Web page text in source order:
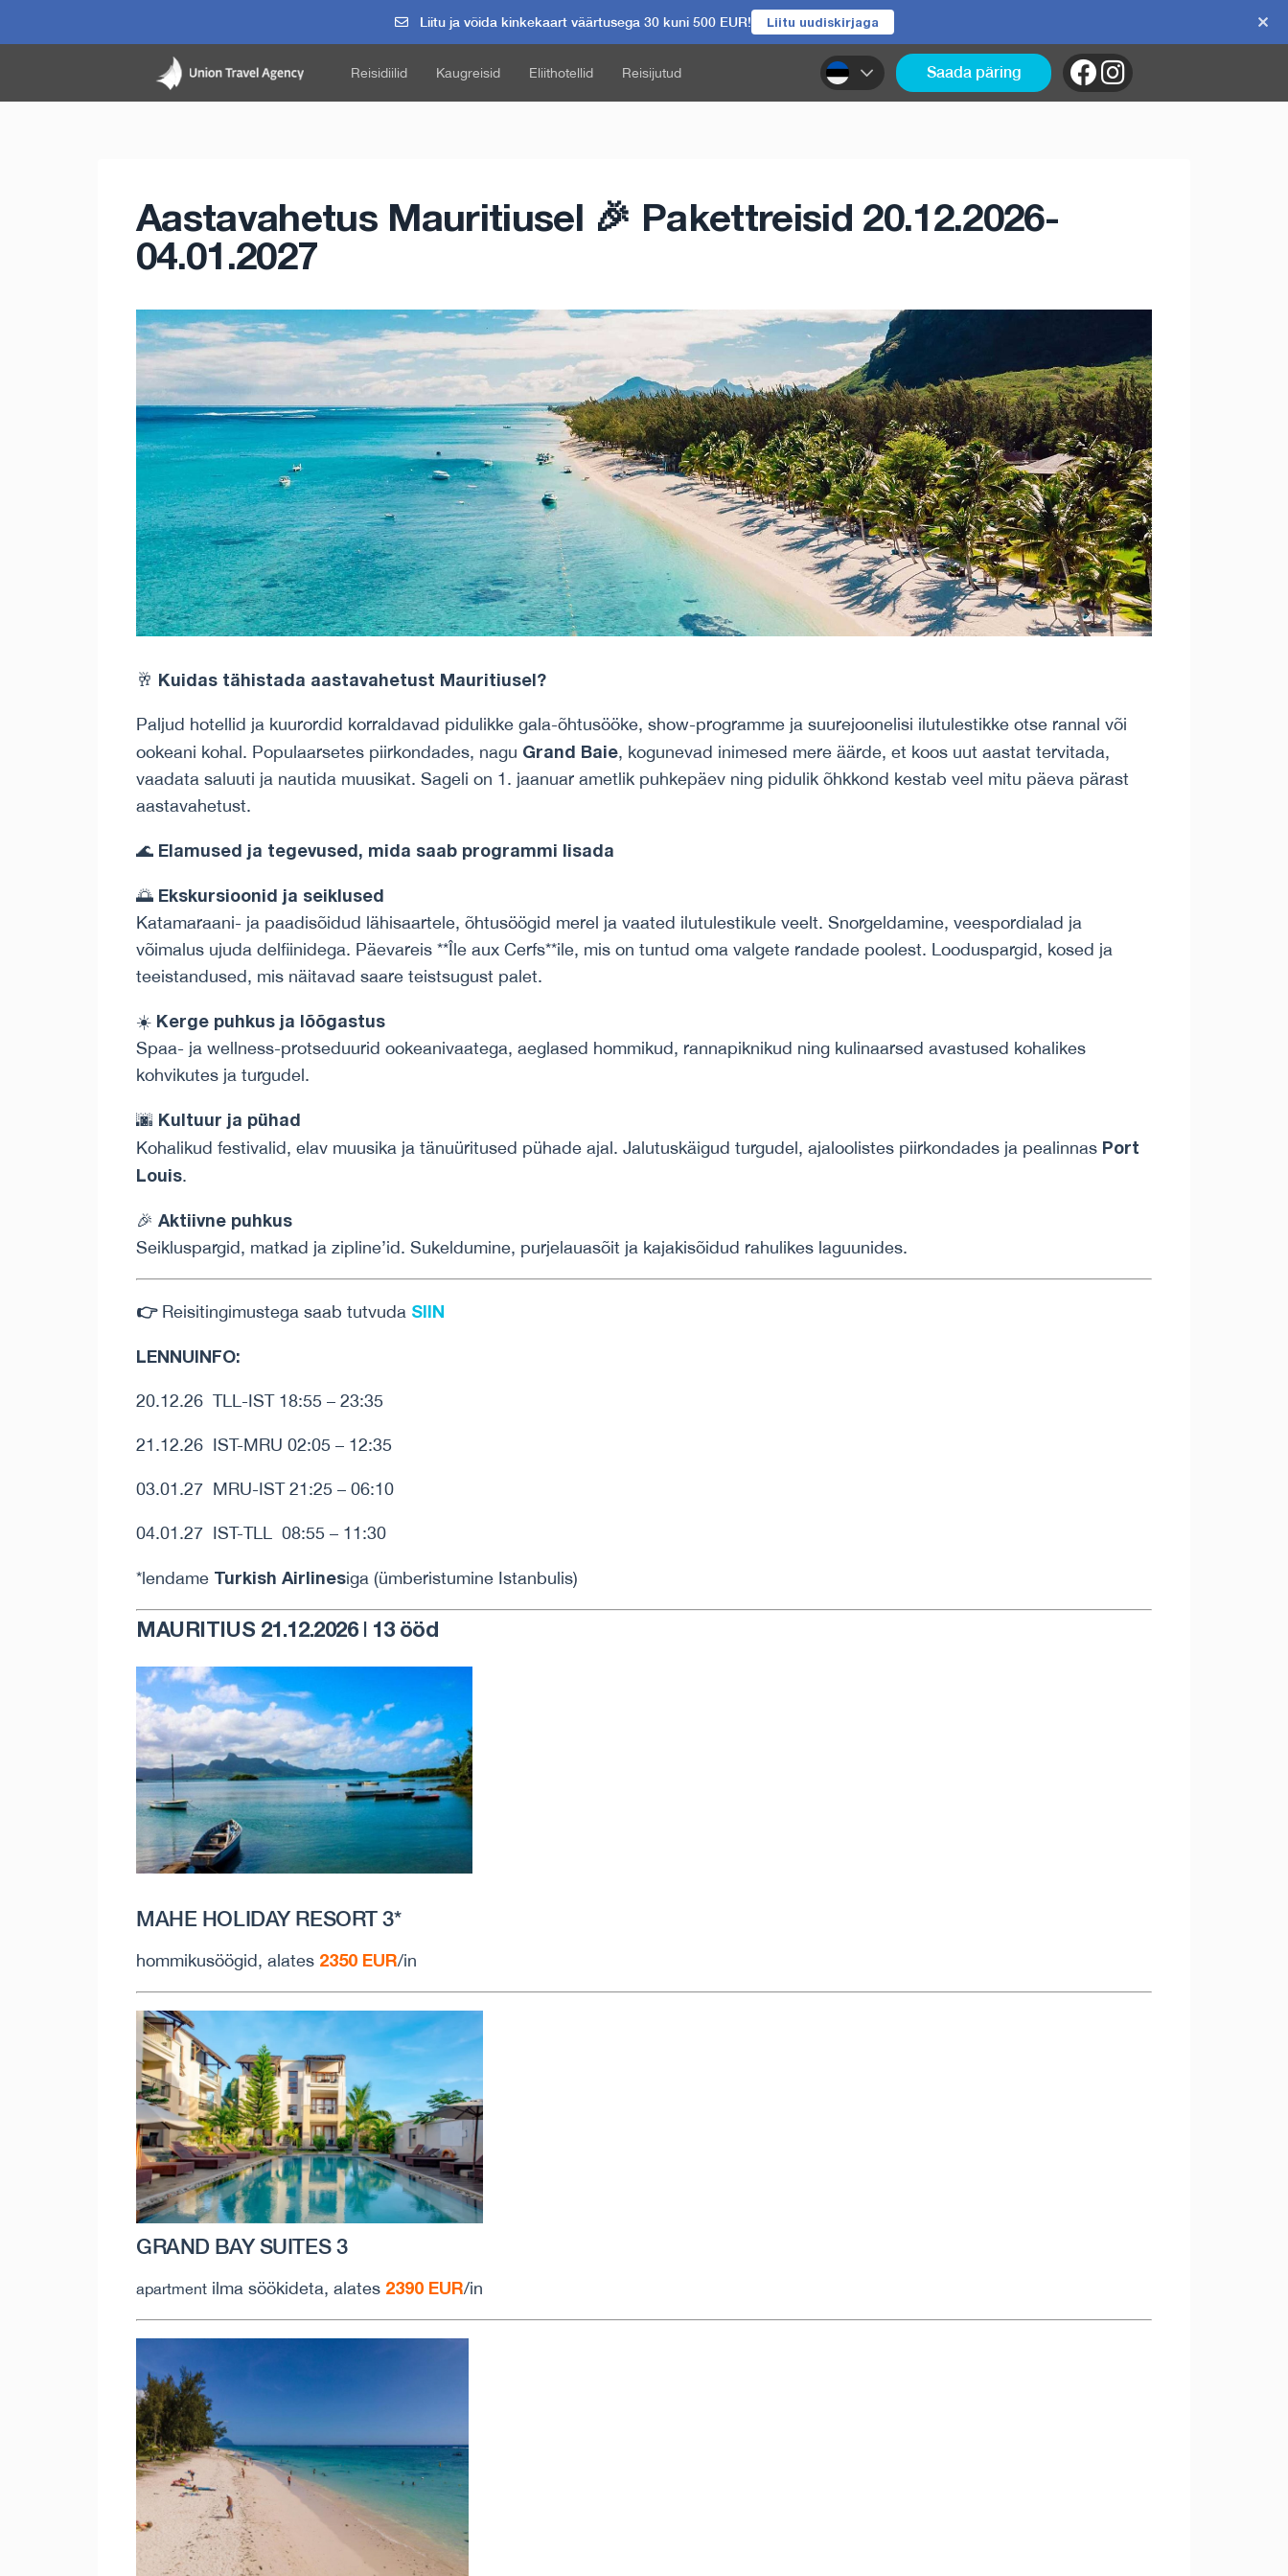
Liitu ja võida kinkekaart väärtusega 30 kuni 500 EUR! Liitu uudiskirjaga
Reisidiilid Kaugreisid Eliithotellid Reisijutud Saada päring
Aastavahetus Mauritiusel 🎉 Pakettreisid 20.12.2026-
04.01.2027
🥂 Kuidas tähistada aastavahetust Mauritiusel?
Paljud hotellid ja kuurordid korraldavad pidulikke gala-õhtusööke, show-programme ja suurejoonelisi ilutulestikke otse rannal või
ookeani kohal. Populaarsetes piirkondades, nagu Grand Baie, kogunevad inimesed mere äärde, et koos uut aastat tervitada,
vaadata saluuti ja nautida muusikat. Sageli on 1. jaanuar ametlik puhkepäev ning pidulik õhkkond kestab veel mitu päeva pärast
aastavahetust.
🌊 Elamused ja tegevused, mida saab programmi lisada
🌅 Ekskursioonid ja seiklused
Katamaraani- ja paadisõidud lähisaartele, õhtusöögid merel ja vaated ilutulestikule veelt. Snorgeldamine, veespordialad ja
võimalus ujuda delfiinidega. Päevareis **Île aux Cerfs**ile, mis on tuntud oma valgete randade poolest. Looduspargid, kosed ja
teeistandused, mis näitavad saare teistsugust palet.
☀️ Kerge puhkus ja lõõgastus
Spaa- ja wellness-protseduurid ookeanivaatega, aeglased hommikud, rannapiknikud ning kulinaarsed avastused kohalikes
kohvikutes ja turgudel.
🌆 Kultuur ja pühad
Kohalikud festivalid, elav muusika ja tänuüritused pühade ajal. Jalutuskäigud turgudel, ajaloolistes piirkondades ja pealinnas Port
Louis.
🎉 Aktiivne puhkus
Seikluspargid, matkad ja zipline’id. Sukeldumine, purjelauasõit ja kajakisõidud rahulikes laguunides.
👉 Reisitingimustega saab tutvuda SIIN
LENNUINFO:
20.12.26 TLL-IST 18:55 – 23:35
21.12.26 IST-MRU 02:05 – 12:35
03.01.27 MRU-IST 21:25 – 06:10
04.01.27 IST-TLL 08:55 – 11:30
*lendame Turkish Airlinesiga (ümberistumine Istanbulis)
MAURITIUS 21.12.2026 | 13 ööd
MAHE HOLIDAY RESORT 3*
hommikusöögid, alates 2350 EUR/in
GRAND BAY SUITES 3
apartment ilma söökideta, alates 2390 EUR/in